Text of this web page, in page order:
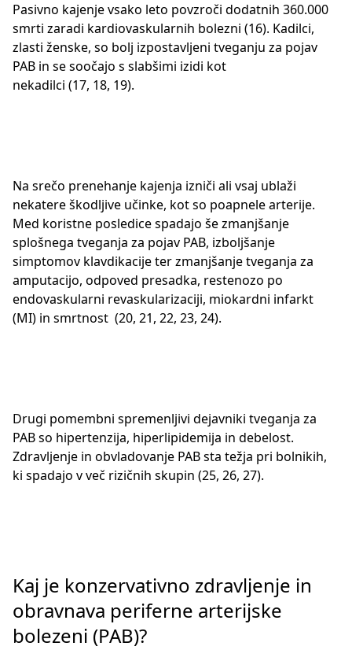
Pasivno kajenje vsako leto povzroči dodatnih 360.000
smrti zaradi kardiovaskularnih bolezni (16). Kadilci,
zlasti ženske, so bolj izpostavljeni tveganju za pojav
PAB in se soočajo s slabšimi izidi kot
nekadilci (17, 18, 19).
Na srečo prenehanje kajenja izniči ali vsaj ublaži
nekatere škodljive učinke, kot so poapnele arterije.
Med koristne posledice spadajo še zmanjšanje
splošnega tveganja za pojav PAB, izboljšanje
simptomov klavdikacije ter zmanjšanje tveganja za
amputacijo, odpoved presadka, restenozo po
endovaskularni revaskularizaciji, miokardni infarkt
(MI) in smrtnost (20, 21, 22, 23, 24).
Drugi pomembni spremenljivi dejavniki tveganja za
PAB so hipertenzija, hiperlipidemija in debelost.
Zdravljenje in obvladovanje PAB sta težja pri bolnikih,
ki spadajo v več rizičnih skupin (25, 26, 27).
Kaj je konzervativno zdravljenje in
obravnava periferne arterijske
bolezeni (PAB)?